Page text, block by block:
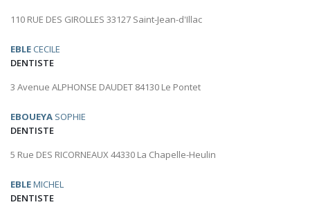
110 RUE DES GIROLLES 33127 Saint-Jean-d'Illac
EBLE CECILE
DENTISTE
3 Avenue ALPHONSE DAUDET 84130 Le Pontet
EBOUEYA SOPHIE
DENTISTE
5 Rue DES RICORNEAUX 44330 La Chapelle-Heulin
EBLEMICHEL
DENTISTE